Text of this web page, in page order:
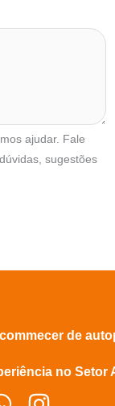
ajudar. Fale
sugestões
de
no Setor